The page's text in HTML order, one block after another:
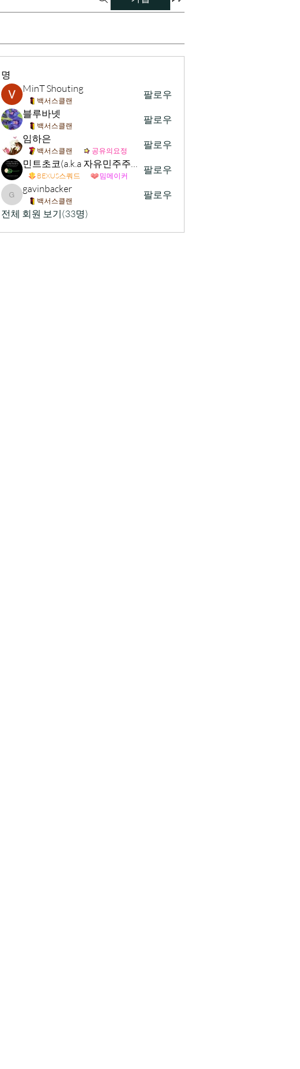
명
MinT Shouting
백서스클랜
팔로우
블루바넷
백서스클랜
팔로우
임하은
백서스클랜 공유의요정
팔로우
민트초코(a.k.a 자유민주주의 및 시장경제 가치수호)
BEXUS스쿼드 밈메이커
팔로우
gavinbacker
gavinbacker
백서스클랜
팔로우
전체 회원 보기(33명)